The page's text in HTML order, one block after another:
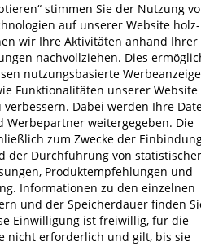
Impressum
HOLZ-LEUTE
zzgl.
Versandkosten
stimmen Sie der Nutzung
auf unserer Website holz-
wir Ihre Aktivitäten anhand Ihrer
nachvollziehen. Dies
nutzungsbasierte
Funktionalitäten unserer Website
Dabei werden Ihre
weitergegeben. Die
zum Zwecke der
der Durchführung von statistischer
Produktempfehlungen und
Informationen zu den einzelnen
und der Speicherdauer finden
Einwilligung ist freiwillig, für die
nicht erforderlich und gilt, bis sie